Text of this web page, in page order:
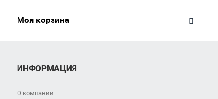
Моя корзина
ИНФОРМАЦИЯ
О компании